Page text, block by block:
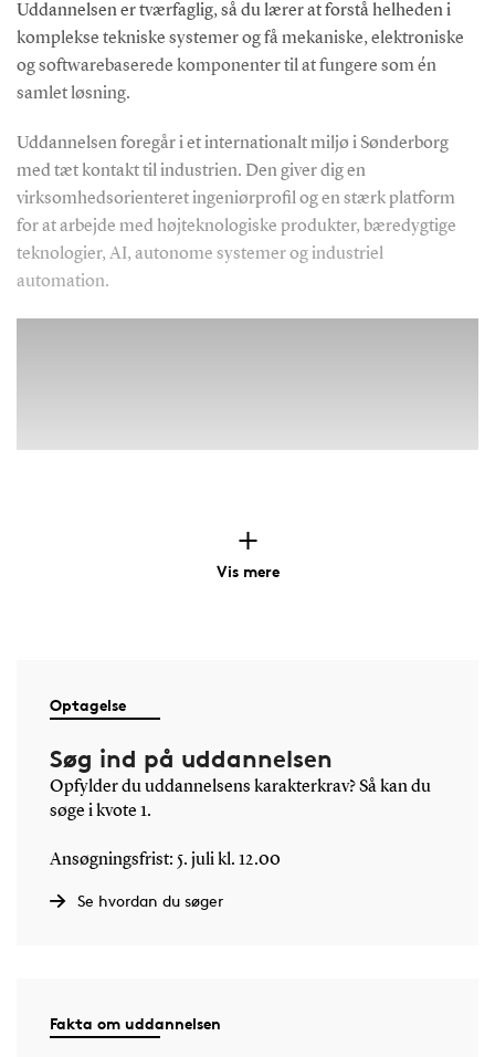
Vis mere
Uddannelsen er tværfaglig, så du lærer at forstå helheden i
komplekse tekniske systemer og få mekaniske, elektroniske
og softwarebaserede komponenter til at fungere som én
samlet løsning.
Uddannelsen foregår i et internationalt miljø i Sønderborg
med tæt kontakt til industrien. Den giver dig en
virksomhedsorienteret ingeniørprofil og en stærk platform
for at arbejde med højteknologiske produkter, bæredygtige
teknologier, AI, autonome systemer og industriel
automation.
Mechatronics er for
løsninger
interesserer dig for robotter, automation,
autonome systemer, energi eller
sundhedsteknologi
vil arbejde praktisk og projektorienteret
med virkelige problemstillinger fra
gerne vil forstå både de tekniske detaljer og
produktudvikling
Hvad lærer du?
Optagelse
Søg ind på uddannelsen
Opfylder du uddannelsens karakterkrav? Så kan du
søge i kvote 1.
Ansøgningsfrist: 5. juli kl. 12.00
Se hvordan du søger
Fakta om uddannelsen